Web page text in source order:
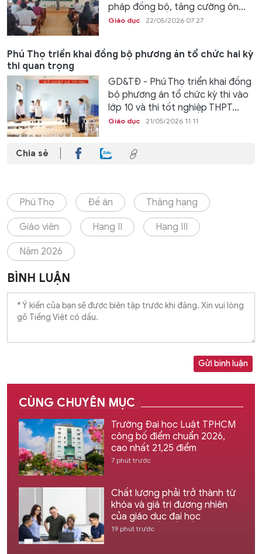
pháp đồng bộ, tăng cường ôn...
Giáo dục 22/05/2026 07:27
Phú Thọ triển khai đồng bộ phương án tổ chức hai kỳ
thi quan trọng
GD&TĐ - Phú Thọ triển khai đồng
bộ phương án tổ chức kỳ thi vào
lớp 10 và thi tốt nghiệp THPT...
Giáo dục 21/05/2026 11:11
Chia sẻ
Phú Thọ Đề án Thăng hạng
Giáo viên Hạng II Hạng III
Năm 2026
BÌNH LUẬN
Gửi bình luận
CÙNG CHUYÊN MỤC
Trường Đại học Luật TPHCM
công bố điểm chuẩn 2026,
cao nhất 21,25 điểm
7 phút trước
Chất lượng phải trở thành từ
khóa và giá trị đương nhiên
của giáo dục đại học
19 phút trước